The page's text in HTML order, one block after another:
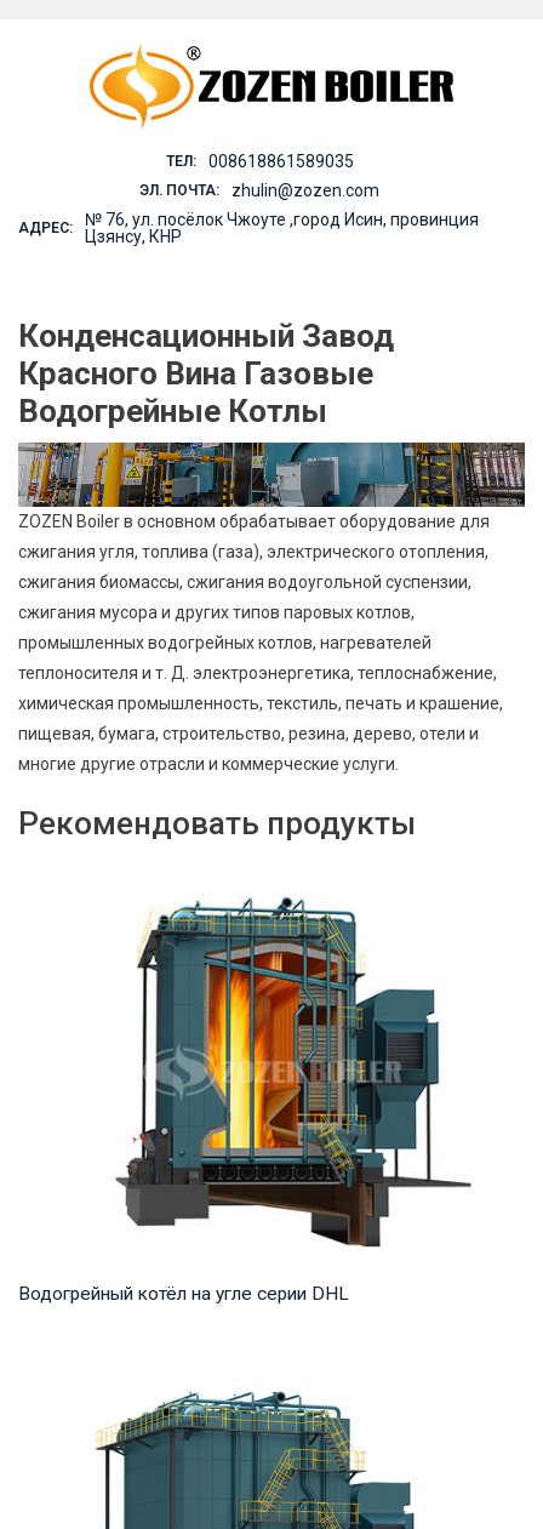
ТЕЛ: 008618861589035
ЭЛ. ПОЧТА: zhulin@zozen.com
АДРЕС:
№ 76, ул. посёлок Чжоуте ,город Исин, провинция
Цзянсу, КНР
Конденсационный Завод
Красного Вина Газовые
Водогрейные Котлы
ZOZEN Boiler в основном обрабатывает оборудование для
сжигания угля, топлива (газа), электрического отопления,
сжигания биомассы, сжигания водоугольной суспензии,
сжигания мусора и других типов паровых котлов,
промышленных водогрейных котлов, нагревателей
теплоносителя и т. Д. электроэнергетика, теплоснабжение,
химическая промышленность, текстиль, печать и крашение,
пищевая, бумага, строительство, резина, дерево, отели и
многие другие отрасли и коммерческие услуги.
Рекомендовать продукты
Водогрейный котёл на угле серии DHL
мощность продукта: 29-140 МВт Температура...